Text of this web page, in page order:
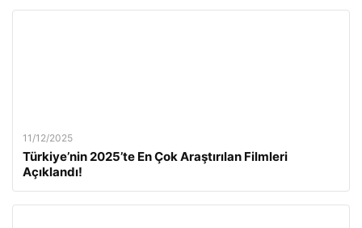
11/12/2025
Türkiye’nin 2025’te En Çok Araştırılan Filmleri
Açıklandı!